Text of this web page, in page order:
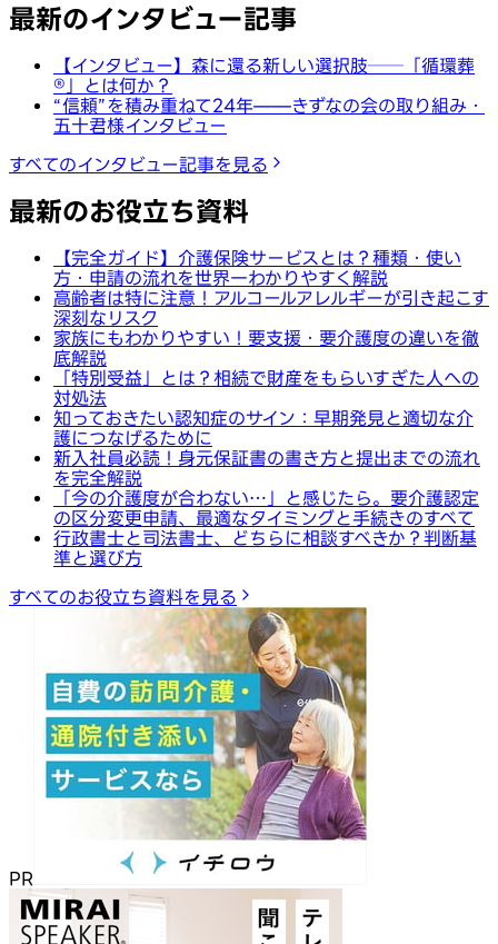
最新のインタビュー記事
【インタビュー】森に還る新しい選択肢──「循環葬
®︎」とは何か？
“信頼”を積み重ねて24年——きずなの会の取り組み・
五十君様インタビュー
すべてのインタビュー記事を見る
最新のお役立ち資料
【完全ガイド】介護保険サービスとは？種類・使い
方・申請の流れを世界一わかりやすく解説
高齢者は特に注意！アルコールアレルギーが引き起こす
深刻なリスク
家族にもわかりやすい！要支援・要介護度の違いを徹
底解説
「特別受益」とは？相続で財産をもらいすぎた人への
対処法
知っておきたい認知症のサイン：早期発見と適切な介
護につなげるために
新入社員必読！身元保証書の書き方と提出までの流れ
を完全解説
「今の介護度が合わない…」と感じたら。要介護認定
の区分変更申請、最適なタイミングと手続きのすべて
行政書士と司法書士、どちらに相談すべきか？判断基
準と選び方
すべてのお役立ち資料を見る
PR